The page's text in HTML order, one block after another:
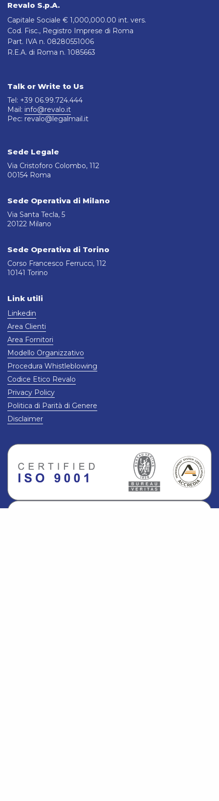
Revalo S.p.A.
Capitale Sociale € 1,000,000.00 int. vers.
Cod. Fisc., Registro Imprese di Roma
Part. IVA n. 08280551006
R.E.A. di Roma n. 1085663
Talk or Write to Us
Tel: +39 06.99.724.444
Mail: info@revalo.it
Pec: revalo@legalmail.it
Sede Legale
Via Cristoforo Colombo, 112
00154 Roma
Sede Operativa di Milano
Via Santa Tecla, 5
20122 Milano
Sede Operativa di Torino
Corso Francesco Ferrucci, 112
10141 Torino
Link utili
Linkedin
Area Clienti
Area Fornitori
Modello Organizzativo
Procedura Whistleblowing
Codice Etico Revalo
Privacy Policy
Politica di Parità di Genere
Disclaimer